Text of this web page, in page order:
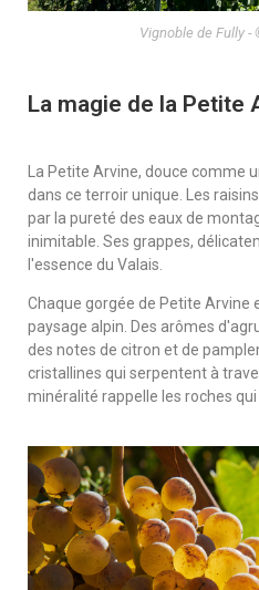
Vignoble de Fully -
La magie de la Petite
La Petite Arvine, douce comme
dans ce terroir unique. Les
par la pureté des eaux de
inimitable. Ses grappes,
l'essence du Valais.
Chaque gorgée de Petite Arvine
paysage alpin. Des arômes
des notes de citron et de
cristallines qui serpentent à
minéralité rappelle les roches